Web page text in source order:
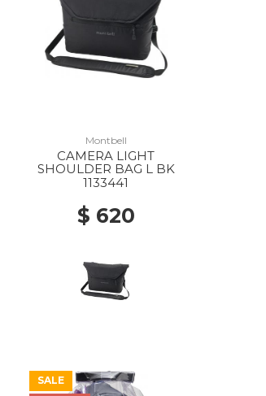
Montbell
CAMERA LIGHT
SHOULDER BAG L BK
1133441
$ 620
SALE